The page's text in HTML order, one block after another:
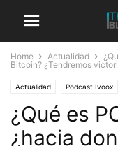
Home Actualidad
Bitcoin? ¿Tendremos
Actualidad Podcast Ivoox
Territorio Bitcoin Podcast
¿Qué es
¿hacia